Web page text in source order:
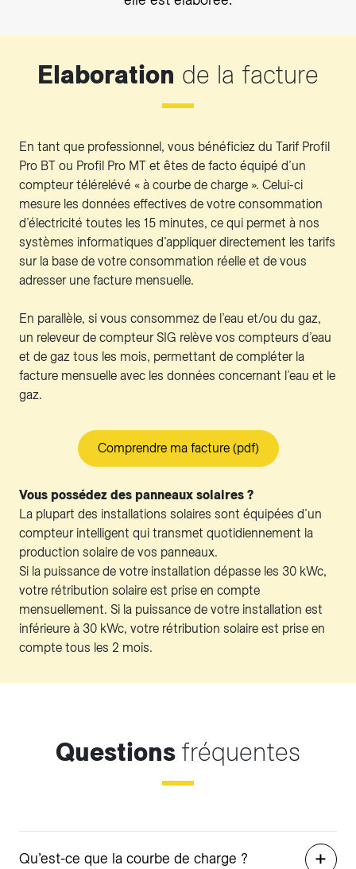
Elaboration de la facture
En tant que professionnel, vous bénéficiez du Tarif Profil
Pro BT ou Profil Pro MT et êtes de facto équipé d’un
compteur télérelévé « à courbe de charge ». Celui-ci
mesure les données effectives de votre consommation
d’électricité toutes les 15 minutes, ce qui permet à nos
systèmes informatiques d’appliquer directement les tarifs
sur la base de votre consommation réelle et de vous
adresser une facture mensuelle.
En parallèle, si vous consommez de l’eau et/ou du gaz,
un releveur de compteur SIG relève vos compteurs d’eau
et de gaz tous les mois, permettant de compléter la
facture mensuelle avec les données concernant l’eau et le
gaz.
Comprendre ma facture (pdf)
Vous possédez des panneaux solaires ?
La plupart des installations solaires sont équipées d’un
compteur intelligent qui transmet quotidiennement la
production solaire de vos panneaux.
Si la puissance de votre installation dépasse les 30 kWc,
votre rétribution solaire est prise en compte
mensuellement. Si la puissance de votre installation est
inférieure à 30 kWc, votre rétribution solaire est prise en
compte tous les 2 mois.
Questions fréquentes
Qu’est-ce que la courbe de charge ?